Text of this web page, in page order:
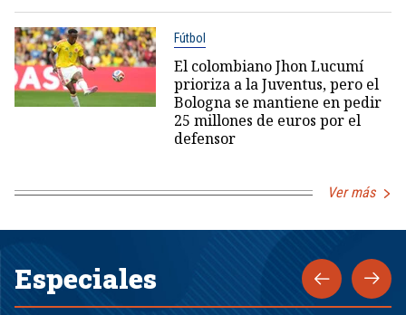
Fútbol
El colombiano Jhon Lucumí
prioriza a la Juventus, pero el
Bologna se mantiene en pedir
25 millones de euros por el
defensor
Ver más
Especiales